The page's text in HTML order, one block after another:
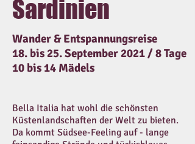
Sardinien
Wander & Entspannungsreise
18. bis 25. September 2021 / 8 Tage
10 bis 14 Mädels
Bella Italia hat wohl die schönsten
Küstenlandschaften der Welt zu bieten.
Da kommt Südsee-Feeling auf - lange